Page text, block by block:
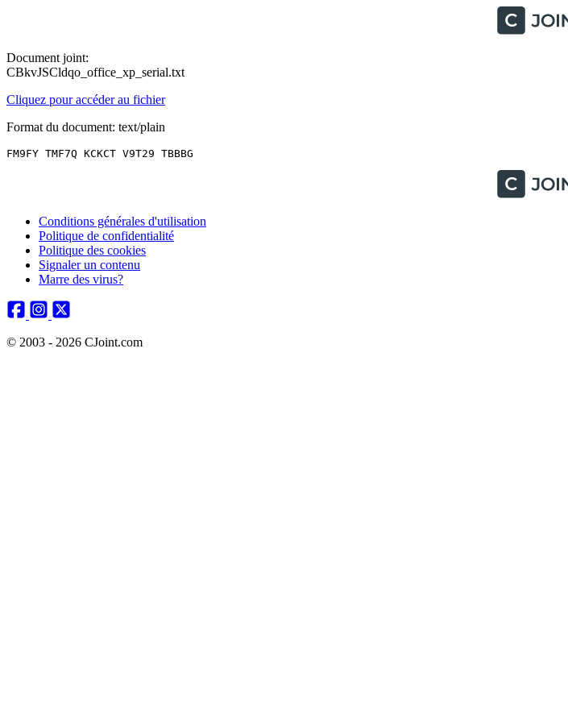
Document joint:
CBkvJSCldqo_office_xp_serial.txt
Cliquez pour accéder au fichier
Format du document: text/plain
FM9FY TMF7Q KCKCT V9T29 TBBBG
Conditions générales d'utilisation
Politique de confidentialité
Politique des cookies
Signaler un contenu
Marre des virus?
© 2003 - 2026 CJoint.com